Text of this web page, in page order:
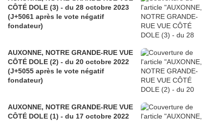
CÔTÉ DOLE (3) - du 28 octobre 2023
(J+5061 après le vote négatif
fondateur)
AUXONNE, NOTRE GRANDE-RUE VUE
CÔTÉ DOLE (2) - du 20 octobre 2022
(J+5055 après le vote négatif
fondateur)
AUXONNE, NOTRE GRANDE-RUE VUE
CÔTÉ DOLE (1) - du 17 octobre 2022